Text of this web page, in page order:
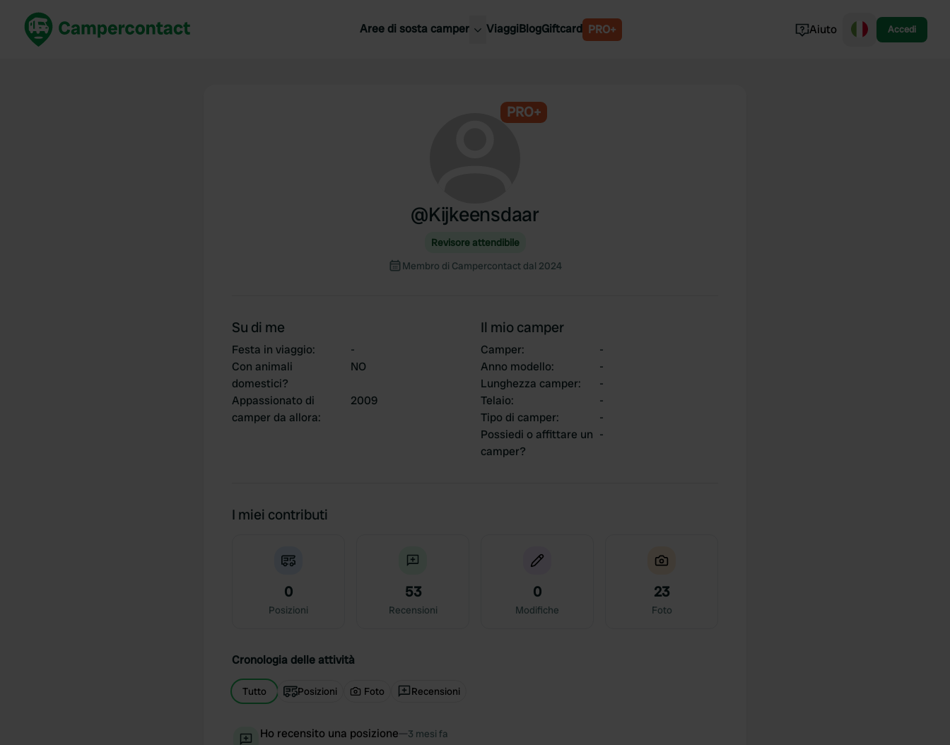
Aree di sosta camper ViaggiBlogGiftcard PRO+ Aiuto Accedi
PRO+
@Kijkeensdaar
Revisore attendibile
Membro di Campercontact dal 2024
Su di me
Festa in viaggio:
-
Con animali
domestici?
NO
Appassionato di
camper da allora:
2009
Il mio camper
Camper:
-
Anno modello:
-
Lunghezza camper:
-
Telaio:
-
Tipo di camper:
-
Possiedi o affittare un
camper?
-
I miei contributi
0
Posizioni
53
Recensioni
0
Modifiche
23
Foto
Cronologia delle attività
Tutto Posizioni Foto Recensioni
Ho recensito una posizione—3 mesi fa